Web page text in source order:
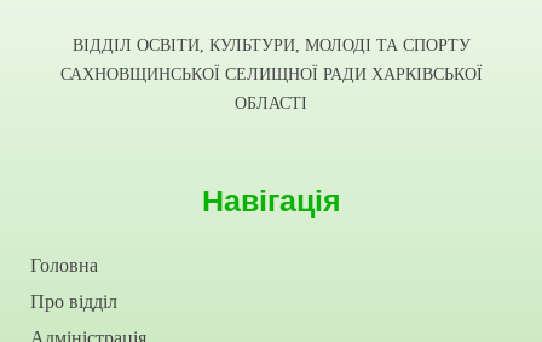
ВІДДІЛ ОСВІТИ, КУЛЬТУРИ, МОЛОДІ ТА СПОРТУ
САХНОВЩИНСЬКОЇ СЕЛИЩНОЇ РАДИ ХАРКІВСЬКОЇ
ОБЛАСТІ
Навігація
Головна
Про відділ
Адміністрація